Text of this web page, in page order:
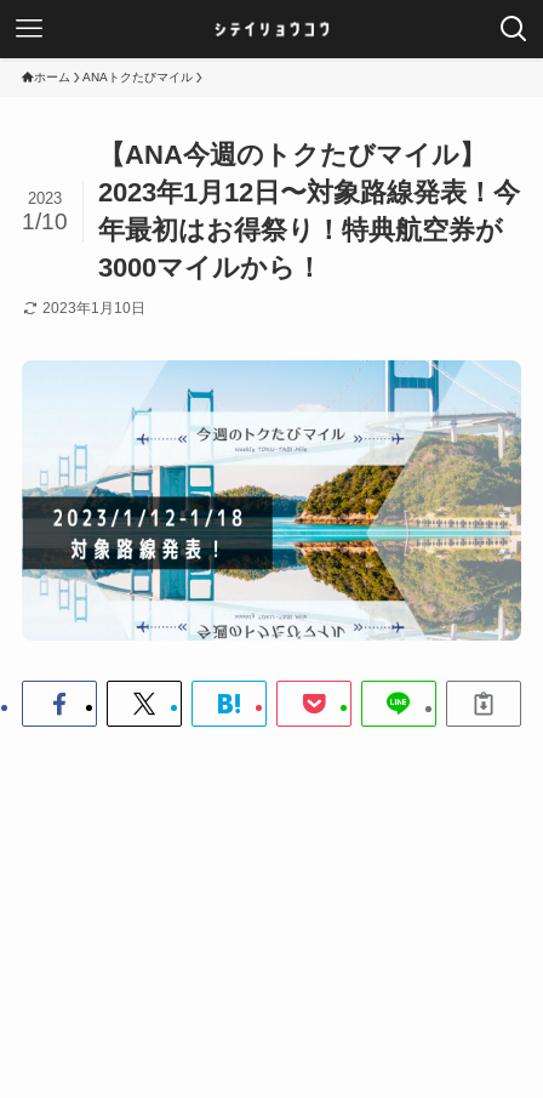
ホーム ANAトクたびマイル
【ANA今週のトクたびマイル】
2023年1月12日〜対象路線発表！今
年最初はお得祭り！特典航空券が
3000マイルから！
2023
1/10
2023年1月10日